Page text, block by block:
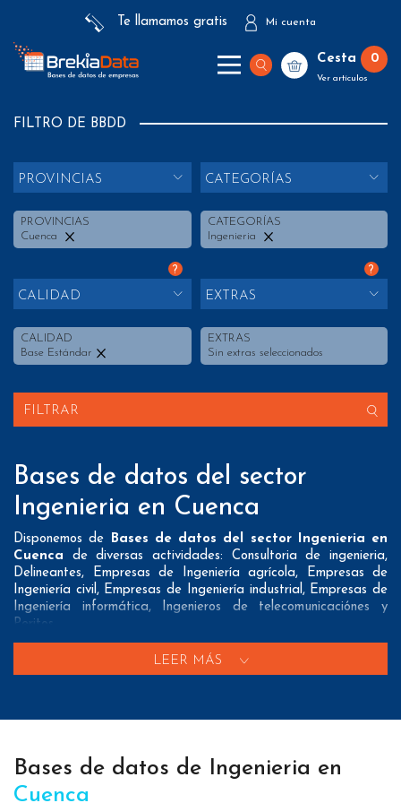
Te llamamos gratis Mi cuenta
Cesta 0
Ver artículos
FILTRO DE BBDD
PROVINCIAS
PROVINCIAS
Cuenca
CATEGORÍAS
CATEGORÍAS
Ingenieria
?
CALIDAD
CALIDAD
Base Estándar
?
EXTRAS
EXTRAS
Sin extras seleccionados
FILTRAR
Bases de datos del sector
Ingenieria en Cuenca
Disponemos de Bases de datos del sector Ingenieria en
Cuenca de diversas actividades: Consultoria de ingenieria,
Delineantes, Empresas de Ingeniería agrícola, Empresas de
Ingeniería civil, Empresas de Ingeniería industrial, Empresas de
Ingeniería informática, Ingenieros de telecomunicaciónes y
Peritos
Nuestros listados normalmente ofrecen 3 posibles formas de
contacto que pueden resultar interesantes a nuestros clientes:
del sector Ingenieria en Cuenca tienen todos los datos
postal para que pueda realizar su mailing postal con la
máxima eficacia.
LEER MÁS
Bases de datos de Ingenieria en
Cuenca